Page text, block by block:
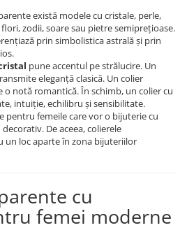
există modele cu cristale, perle,
zodii, soare sau pietre semiprețioase.
prin simbolistica astrală și prin
pune accentul pe strălucire. Un
eleganță clasică. Un colier
notă romantică. În schimb, un colier cu
intuiție, echilibru și sensibilitate.
pentru femeile care vor o bijuterie cu
De aceea, colierele
un loc aparte în zona bijuteriilor
cu
femei moderne